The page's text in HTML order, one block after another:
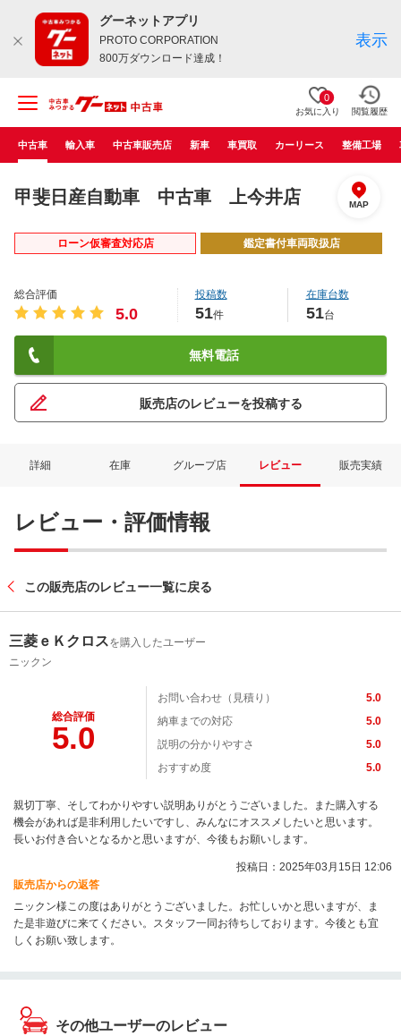
グーネットアプリ
PROTO CORPORATION
800万ダウンロード達成！
表示
0
お気に入り 閲覧履歴
中古車 輸入車 中古車販売店 新車 車買取 カーリース 整備工場
甲斐日産自動車 中古車 上今井店 MAP
ローン仮審査対応店 鑑定書付車両取扱店
総合評価
5.0
投稿数
51件
在庫台数
51台
無料電話
販売店のレビューを投稿する
詳細 在庫 グループ店 レビュー 販売実績
レビュー・評価情報
この販売店のレビュー一覧に戻る
三菱ｅＫクロスを購入したユーザー
ニックン
総合評価
5.0
お問い合わせ（見積り）
5.0
納車までの対応
5.0
説明の分かりやすさ
5.0
おすすめ度
5.0
親切丁寧、そしてわかりやすい説明ありがとうございました。また購入する
機会があれば是非利用したいですし、みんなにオススメしたいと思います。
長いお付き合いとなるかと思いますが、今後もお願いします。
投稿日：2025年03月15日 12:06
販売店からの返答
ニックン様この度はありがとうございました。お忙しいかと思いますが、ま
た是非遊びに来てください。スタッフ一同お待ちしております。今後とも宜
しくお願い致します。
その他ユーザーのレビュー